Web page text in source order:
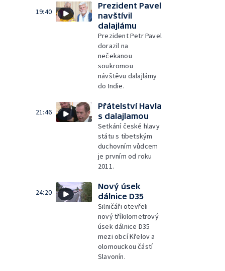
19:40
Prezident Pavel
navštívil
dalajlámu
Prezident Petr Pavel
dorazil na
nečekanou
soukromou
návštěvu dalajlámy
do Indie.
21:46
Přátelství Havla
s dalajlamou
Setkání české hlavy
státu s tibetským
duchovním vůdcem
je prvním od roku
2011.
24:20
Nový úsek
dálnice D35
Silničáři otevřeli
nový tříkilometrový
úsek dálnice D35
mezi obcí Křelov a
olomouckou částí
Slavonín.